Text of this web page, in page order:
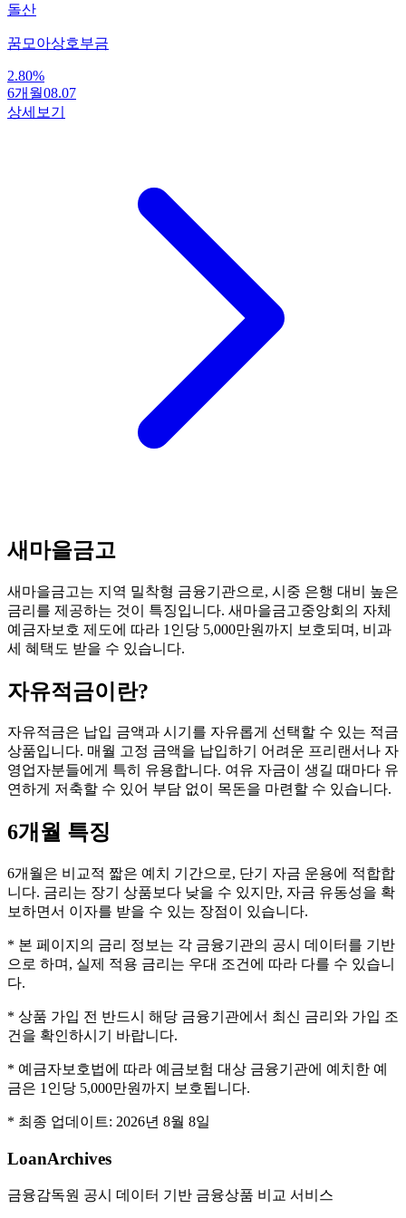
돌산
꿈모아상호부금
2.80%
6개월08.07
상세보기
새마을금고
새마을금고는 지역 밀착형 금융기관으로, 시중 은행 대비 높은
금리를 제공하는 것이 특징입니다. 새마을금고중앙회의 자체
예금자보호 제도에 따라 1인당 5,000만원까지 보호되며, 비과
세 혜택도 받을 수 있습니다.
자유적금이란?
자유적금은 납입 금액과 시기를 자유롭게 선택할 수 있는 적금
상품입니다. 매월 고정 금액을 납입하기 어려운 프리랜서나 자
영업자분들에게 특히 유용합니다. 여유 자금이 생길 때마다 유
연하게 저축할 수 있어 부담 없이 목돈을 마련할 수 있습니다.
6개월 특징
6개월은 비교적 짧은 예치 기간으로, 단기 자금 운용에 적합합
니다. 금리는 장기 상품보다 낮을 수 있지만, 자금 유동성을 확
보하면서 이자를 받을 수 있는 장점이 있습니다.
* 본 페이지의 금리 정보는 각 금융기관의 공시 데이터를 기반
으로 하며, 실제 적용 금리는 우대 조건에 따라 다를 수 있습니
다.
* 상품 가입 전 반드시 해당 금융기관에서 최신 금리와 가입 조
건을 확인하시기 바랍니다.
* 예금자보호법에 따라 예금보험 대상 금융기관에 예치한 예
금은 1인당 5,000만원까지 보호됩니다.
* 최종 업데이트: 2026년 8월 8일
LoanArchives
금융감독원 공시 데이터 기반 금융상품 비교 서비스